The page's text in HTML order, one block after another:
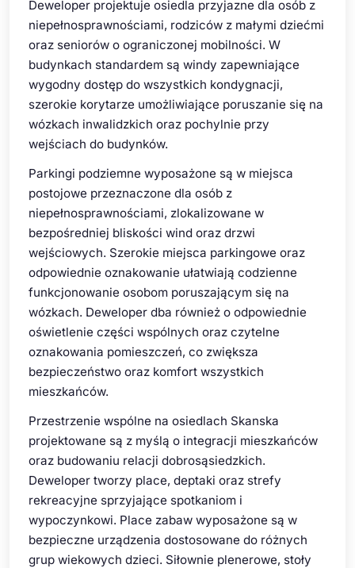
Deweloper projektuje osiedla przyjazne dla osób z
niepełnosprawnościami, rodziców z małymi dziećmi
oraz seniorów o ograniczonej mobilności. W
budynkach standardem są windy zapewniające
wygodny dostęp do wszystkich kondygnacji,
szerokie korytarze umożliwiające poruszanie się na
wózkach inwalidzkich oraz pochylnie przy
wejściach do budynków.
Parkingi podziemne wyposażone są w miejsca
postojowe przeznaczone dla osób z
niepełnosprawnościami, zlokalizowane w
bezpośredniej bliskości wind oraz drzwi
wejściowych. Szerokie miejsca parkingowe oraz
odpowiednie oznakowanie ułatwiają codzienne
funkcjonowanie osobom poruszającym się na
wózkach. Deweloper dba również o odpowiednie
oświetlenie części wspólnych oraz czytelne
oznakowania pomieszczeń, co zwiększa
bezpieczeństwo oraz komfort wszystkich
mieszkańców.
Przestrzenie wspólne na osiedlach Skanska
projektowane są z myślą o integracji mieszkańców
oraz budowaniu relacji dobrosąsiedzkich.
Deweloper tworzy place, deptaki oraz strefy
rekreacyjne sprzyjające spotkaniom i
wypoczynkowi. Place zabaw wyposażone są w
bezpieczne urządzenia dostosowane do różnych
grup wiekowych dzieci. Siłownie plenerowe, stoły